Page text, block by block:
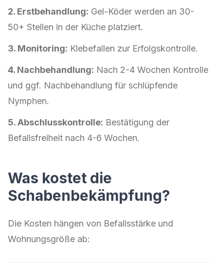
2. Erstbehandlung: Gel-Köder werden an 30-
50+ Stellen in der Küche platziert.
3. Monitoring: Klebefallen zur Erfolgskontrolle.
4. Nachbehandlung: Nach 2-4 Wochen Kontrolle
und ggf. Nachbehandlung für schlüpfende
Nymphen.
5. Abschlusskontrolle: Bestätigung der
Befallsfreiheit nach 4-6 Wochen.
Was kostet die
Schabenbekämpfung?
Die Kosten hängen von Befallsstärke und
Wohnungsgröße ab: